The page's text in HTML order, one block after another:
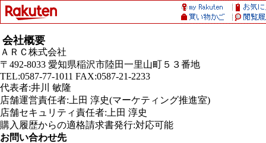
会社概要
ＡＲＣ株式会社
〒492-8033 愛知県稲沢市陸田一里山町５３番地
TEL:0587-77-1011 FAX:0587-21-2233
代表者:井川 敏隆
店舗運営責任者:上田 淳史(マーケティング推進室)
店舗セキュリティ責任者:上田 淳史
購入履歴からの適格請求書発行:対応可能
お問い合わせ先